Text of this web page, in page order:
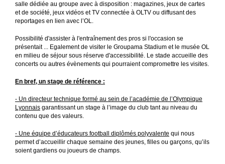
salle dédiée au groupe avec à disposition : magazines, jeux de cartes
et de société, jeux vidéos et TV connectée à OLTV ou diffusant des
reportages en lien avec l’OL.
Possibilité d'assister à l'entraînement des pros si l'occasion se
présentait ... Egalement de visiter le Groupama Stadium et le musée OL
en milieu de séjour sous réserve d'accessibilité. Le stade accueille des
concerts ou autres évènements qui pourraient compromettre les visites.
En bref, un stage de référence :
- Un directeur technique formé au sein de l’académie de l’Olympique
Lyonnais garantissant un stage à l’image du club tant au niveau du
contenu que des valeurs.
- Une équipe d’éducateurs football diplômés polyvalente qui nous
permet d’accueillir chaque semaine des jeunes, filles ou garçons, qu’ils
soient gardiens ou joueurs de champs.